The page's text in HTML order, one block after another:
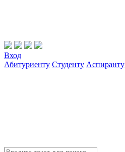
Вход
Абитуриенту Студенту Аспиранту